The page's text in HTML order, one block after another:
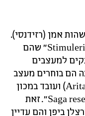
לעשות שהות אמן (רזידנסי).
יש משהו שנקרא בהולנד "Stimulering fonds" שהם
למעצבים
הם בוחרים מעצב
שנוסע ל-3 חודשים לעיירה אריטה(Arita) ועובד במכון
המחקר "Saga research center for ceramics". זאת
ביפן והם עדיין